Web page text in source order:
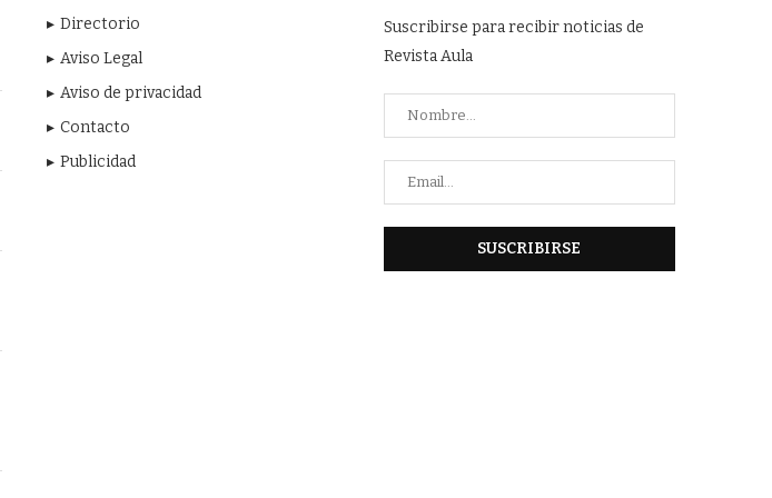
Directorio
Aviso Legal
Aviso de privacidad
Contacto
Publicidad
Suscribirse para recibir noticias de
Revista Aula